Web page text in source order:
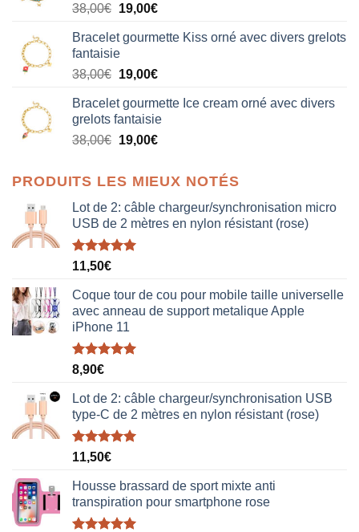
38,00€ Le
initial
était :
38,00€.
19,00€Le
actuel
19,00€.
Bracelet gourmette Kiss orné avec divers grelots
fantaisie
38,00€ Le
initial
était :
38,00€.
19,00€Le
actuel
est :
19,00€.
Bracelet gourmette Ice cream orné avec divers
grelots fantaisie
38,00€ Le
était :
38,00€.
19,00€Le
est :
19,00€.
PRODUITS LES MIEUX NOTÉS
Lot de 2: câble chargeur/synchronisation micro
USB de 2 mètres en nylon résistant (rose)
Note5.00
11,50€
Coque tour de cou pour mobile taille universelle
avec anneau de support metalique Apple
iPhone 11
Note5.00
8,90€
Lot de 2: câble chargeur/synchronisation USB
type-C de 2 mètres en nylon résistant (rose)
Note5.00
11,50€
Housse brassard de sport mixte anti
transpiration pour smartphone rose